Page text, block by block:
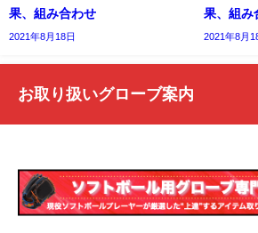
果、組み合わせ
2021年8月18日
果、組み
2021年8月
お取り扱いグローブ案内